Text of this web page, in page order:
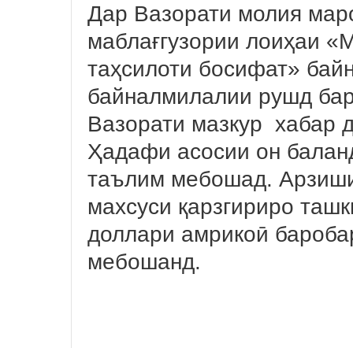
Дар Вазорати молия
маблағгузории лоиҳаи
таҳсилоти босифат»
байналмилалии рушд
Вазорати мазкур хабар
Ҳадафи асосии он
таълим мебошад.
махсуси қарзгириро
доллари амрикоӣ
мебошанд.